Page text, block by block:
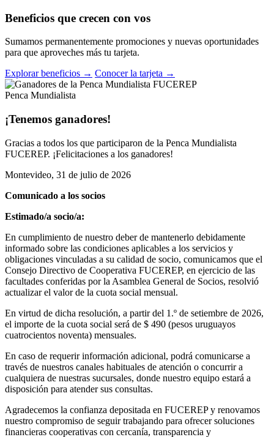
Beneficios que crecen con vos
Sumamos permanentemente promociones y nuevas oportunidades
para que aproveches más tu tarjeta.
Explorar beneficios → Conocer la tarjeta →
Penca Mundialista
¡Tenemos ganadores!
Gracias a todos los que participaron de la Penca Mundialista
FUCEREP. ¡Felicitaciones a los ganadores!
Montevideo, 31 de julio de 2026
Comunicado a los socios
Estimado/a socio/a:
En cumplimiento de nuestro deber de mantenerlo debidamente
informado sobre las condiciones aplicables a los servicios y
obligaciones vinculadas a su calidad de socio, comunicamos que el
Consejo Directivo de Cooperativa FUCEREP, en ejercicio de las
facultades conferidas por la Asamblea General de Socios, resolvió
actualizar el valor de la cuota social mensual.
En virtud de dicha resolución, a partir del 1.º de setiembre de 2026,
el importe de la cuota social será de $ 490 (pesos uruguayos
cuatrocientos noventa) mensuales.
En caso de requerir información adicional, podrá comunicarse a
través de nuestros canales habituales de atención o concurrir a
cualquiera de nuestras sucursales, donde nuestro equipo estará a
disposición para atender sus consultas.
Agradecemos la confianza depositada en FUCEREP y renovamos
nuestro compromiso de seguir trabajando para ofrecer soluciones
financieras cooperativas con cercanía, transparencia y